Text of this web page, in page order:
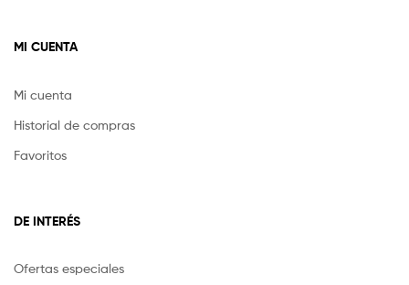
MI CUENTA
Mi cuenta
Historial de compras
Favoritos
DE INTERÉS
Ofertas especiales